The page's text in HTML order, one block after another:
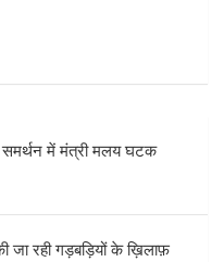
समर्थन में मंत्री मलय घटक
जा रही गड़बड़ियों के ख़िलाफ़